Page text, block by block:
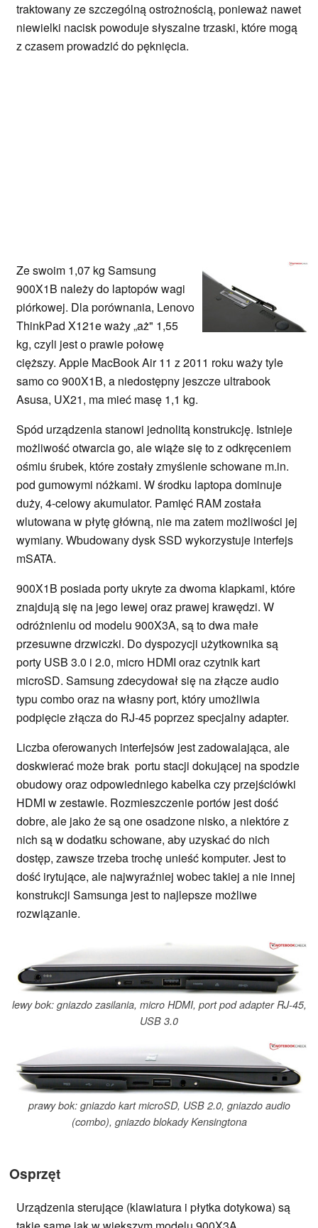
traktowany ze szczególną ostrożnością, ponieważ nawet
niewielki nacisk powoduje słyszalne trzaski, które mogą
z czasem prowadzić do pęknięcia.
Ze swoim 1,07 kg Samsung
900X1B należy do laptopów wagi
piórkowej. Dla porównania, Lenovo
ThinkPad X121e waży „aż" 1,55
kg, czyli jest o prawie połowę
cięższy. Apple MacBook Air 11 z 2011 roku waży tyle
samo co 900X1B, a niedostępny jeszcze ultrabook
Asusa, UX21, ma mieć masę 1,1 kg.
Spód urządzenia stanowi jednolitą konstrukcję. Istnieje
możliwość otwarcia go, ale wiąże się to z odkręceniem
ośmiu śrubek, które zostały zmyślenie schowane m.in.
pod gumowymi nóżkami. W środku laptopa dominuje
duży, 4-celowy akumulator. Pamięć RAM została
wlutowana w płytę główną, nie ma zatem możliwości jej
wymiany. Wbudowany dysk SSD wykorzystuje interfejs
mSATA.
900X1B posiada porty ukryte za dwoma klapkami, które
znajdują się na jego lewej oraz prawej krawędzi. W
odróżnieniu od modelu 900X3A, są to dwa małe
przesuwne drzwiczki. Do dyspozycji użytkownika są
porty USB 3.0 i 2.0, micro HDMI oraz czytnik kart
microSD. Samsung zdecydował się na złącze audio
typu combo oraz na własny port, który umożliwia
podpięcie złącza do RJ-45 poprzez specjalny adapter.
Liczba oferowanych interfejsów jest zadowalająca, ale
doskwierać może brak portu stacji dokującej na spodzie
obudowy oraz odpowiedniego kabelka czy przejściówki
HDMI w zestawie. Rozmieszczenie portów jest dość
dobre, ale jako że są one osadzone nisko, a niektóre z
nich są w dodatku schowane, aby uzyskać do nich
dostęp, zawsze trzeba trochę unieść komputer. Jest to
dość irytujące, ale najwyraźniej wobec takiej a nie innej
konstrukcji Samsunga jest to najlepsze możliwe
rozwiązanie.
lewy bok: gniazdo zasilania, micro HDMI, port pod adapter RJ-45,
USB 3.0
prawy bok: gniazdo kart microSD, USB 2.0, gniazdo audio
(combo), gniazdo blokady Kensingtona
Osprzęt
Urządzenia sterujące (klawiatura i płytka dotykowa) są